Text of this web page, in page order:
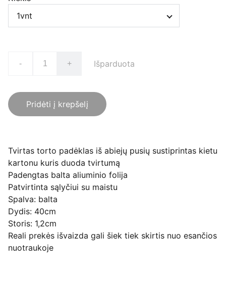
- + Išparduota
Pridėti į krepšelį
Tvirtas torto padėklas iš abiejų pusių sustiprintas kietu
kartonu kuris duoda tvirtumą
Padengtas balta aliuminio folija
Patvirtinta sąlyčiui su maistu
Spalva: balta
Dydis: 40cm
Storis: 1,2cm
Reali prekės išvaizda gali šiek tiek skirtis nuo esančios
nuotraukoje